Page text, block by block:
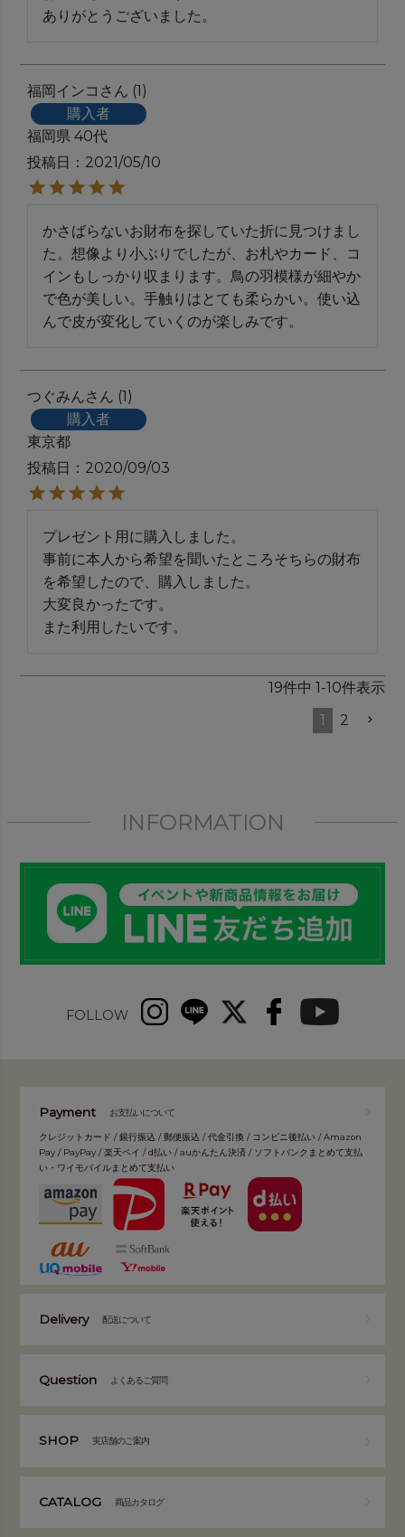
ありがとうございました。
福岡インコ
1
購入者
福岡県 40代
投稿日
2021/05/10
かさばらないお財布を探していた折に見つけまし
た。想像より小ぶりでしたが、お札やカード、コ
インもしっかり収まります。鳥の羽模様が細やか
で色が美しい。手触りはとても柔らかい。使い込
んで皮が変化していくのが楽しみです。
つぐみん
1
購入者
東京都
投稿日
2020/09/03
プレゼント用に購入しました。
事前に本人から希望を聞いたところそちらの財布
を希望したので、購入しました。
大変良かったです。
また利用したいです。
19件中 1 -10件表示
1
2
INFORMATION
FOLLOW
Payment お支払いについて
クレジットカード / 銀行振込 / 郵便振込 / 代金引換 / コンビニ後払い / Amazon
Pay / PayPay / 楽天ペイ / d払い / auかんたん決済 / ソフトバンクまとめて支払
い・ワイモバイルまとめて支払い
Delivery 配送について
Question よくあるご質問
SHOP 実店舗のご案内
CATALOG 商品カタログ